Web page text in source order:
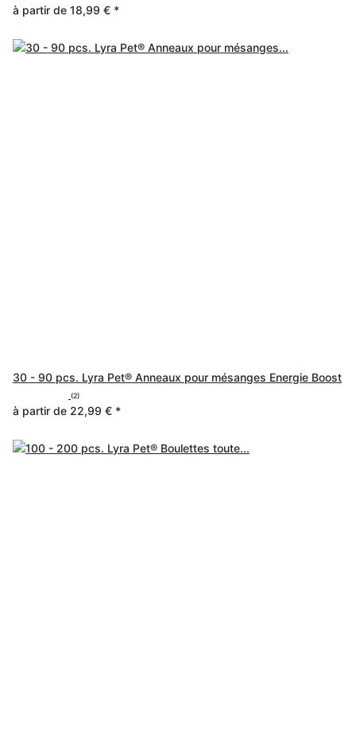
à partir de 18,99 € *
30 - 90 pcs. Lyra Pet® Anneaux pour mésanges Energie Boost
(2)
à partir de 22,99 € *